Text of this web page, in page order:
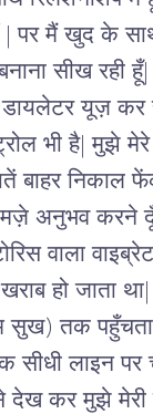
| पर मैं खुद के
सीख रही
डायलेटर यूज़
भी है| मुझे
बाहर निकाल
अनुभव करने
वाला
हो जाता
सुख) तक पहुँचता
सीधी लाइन
देख कर मुझे मेरी